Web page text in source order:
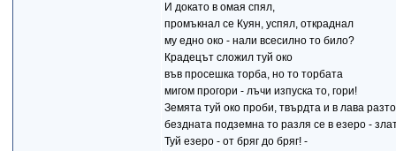
И докато в омая спял,
промъкнал се Куян, успял, откраднал
му едно око - нали всесилно то било?
Крадецът сложил туй око
във просешка торба, но то торбата
мигом прогори - лъчи изпуска то, гори!
Земята туй око проби, твърдта и в лава
бездната подземна то разля се в езеро -
Туй езеро - от бряг до бряг! -